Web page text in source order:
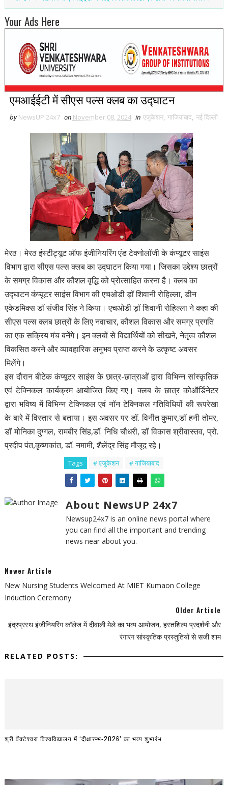
Your Ads Here
एमआईईटी में सीएस पल्स क्लब का उद्घाटन
by NewsUP 24x7 on November 08, 2024 in एजुकेशन, गाजियाबाद, नई द‍िल्ली
मेरठ। मेरठ इंस्टीट्यूट ऑफ इंजीनियरिंग एंड टेक्नोलॉजी के कंप्यूटर साइंस
विभाग द्वारा सीएस पल्स क्लब का उद्घाटन किया गया। जिसका उद्देश्य छात्रों
के समग्र विकास और कौशल वृद्धि को प्रोत्साहित करना है। क्लब का
उद्घाटन कंप्यूटर साइंस विभाग की एचओडी ड़ॉ शिवानी रोहिल्ला, डीन
एकेडमिक्स डॉ संजीव सिंह ने किया। एचओडी ड़ॉ शिवानी रोहिल्ला ने कहा की
सीएस पल्स क्लब छात्रों के लिए नवाचार, कौशल विकास और समग्र प्रगति
का एक सक्रिय मंच बनेंगे। इन क्लबों से विद्यार्थियों को सीखने, नेतृत्व कौशल
विकसित करने और व्यावहारिक अनुभव प्राप्त करने के उत्कृष्ट अवसर
मिलेंगे।
इस दौरान बीटेक कंप्यूटर साइंस के छात्र-छात्राओं द्वारा विभिन्न सांस्कृतिक
एवं टेक्निकल कार्यक्रम आयोजित किए गए। क्लब के छात्र कोऑर्डिनेटर
द्वारा भविष्य में विभिन्न टेक्निकल एवं नॉन टेक्निकल गतिविधियों की रूपरेखा
के बारे में विस्तार से बताया। इस अवसर पर डॉ. विनीत कुमार,डॉ हनी तोमर,
डॉ मोनिका दुग्गल, रामबीर सिंह,डॉ. निधि चौधरी, डॉ विकास श्रीवास्तव, प्रो.
प्रदीप पंत,कृष्णकांत, डॉ. नमामी, शैलेंद्र सिंह मौजूद रहे।
Tags # एजुकेशन # गाजियाबाद
About NewsUP 24x7
Newsup24x7 is an online news portal where
you can find all the important and trending
news near about you.
Newer Article
New Nursing Students Welcomed At MIET Kumaon College
Induction Ceremony
Older Article
इंद्रप्रस्थ इंजीनियरिंग कॉलेज में दीवाली मेले का भव्य आयोजन, हस्तशिल्प प्रदर्शनी और
रंगारंग सांस्कृतिक प्रस्तुतियों से सजी शाम
RELATED POSTS:
श्री वेंक्टेश्वरा विश्वविद्यालय में ‘दीक्षारम्भ-2026’ का भव्य शुभारंभ